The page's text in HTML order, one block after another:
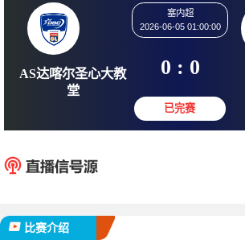
堂
0 : 0
比赛介绍